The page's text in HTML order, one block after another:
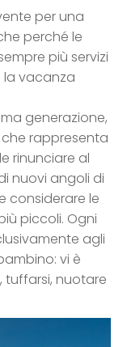
per una
perché le
più servizi
la vacanza
generazione,
che rappresenta
rinunciare al
nuovi angoli di
considerare le
piccoli. Ogni
agli
vi è
tuffarsi, nuotare